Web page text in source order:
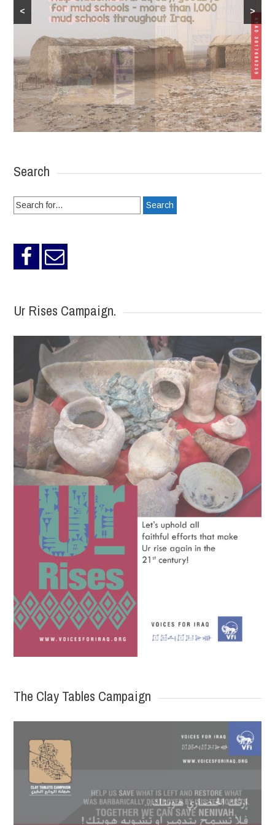
< >
Search
Search
for:
Ur Rises Campaign.
The Clay Tables Campaign